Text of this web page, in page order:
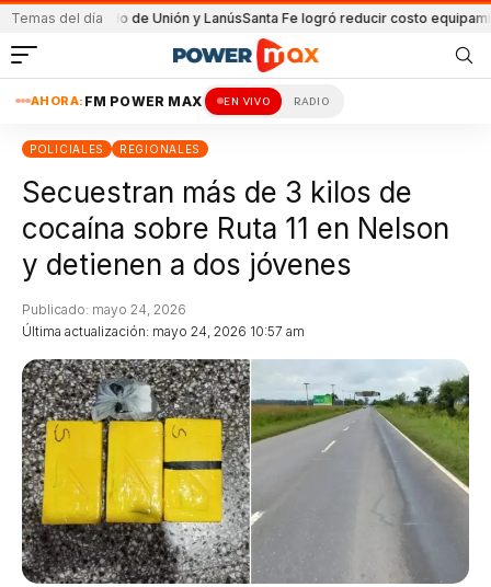
Temas del día
el partido de Unión y LanúsSanta Fe logró reducir costo equipamiento
AHORA: FM POWER MAX EN VIVO RADIO
POLICIALES REGIONALES
Secuestran más de 3 kilos de
cocaína sobre Ruta 11 en Nelson
y detienen a dos jóvenes
Última actualización: mayo 24, 2026 10:57 am
Publicado: mayo 24, 2026